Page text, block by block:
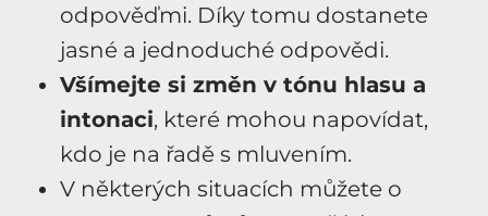
odpověďmi. Díky tomu dostanete
jasné a jednoduché odpovědi.
Všímejte si změn v tónu hlasu a
intonaci, které mohou napovídat,
kdo je na řadě s mluvením.
V některých situacích můžete o